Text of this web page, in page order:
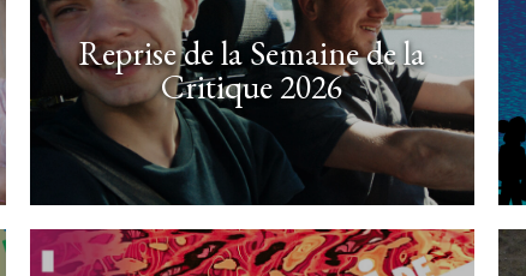
Reprise de la Semaine de la
Critique 2026